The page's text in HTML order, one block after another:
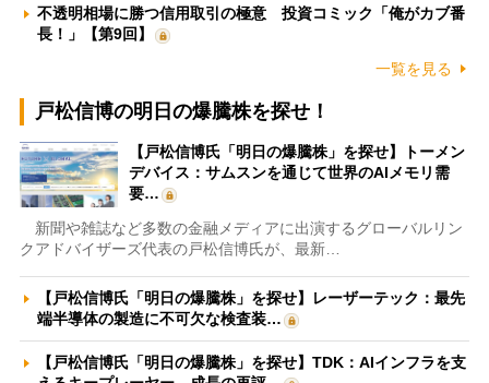
不透明相場に勝つ信用取引の極意 投資コミック「俺がカブ番
長！」【第9回】
一覧を見る
戸松信博の明日の爆騰株を探せ！
【戸松信博氏「明日の爆騰株」を探せ】トーメン
デバイス：サムスンを通じて世界のAIメモリ需
要…
新聞や雑誌など多数の金融メディアに出演するグローバルリン
クアドバイザーズ代表の戸松信博氏が、最新…
【戸松信博氏「明日の爆騰株」を探せ】レーザーテック：最先
端半導体の製造に不可欠な検査装…
【戸松信博氏「明日の爆騰株」を探せ】TDK：AIインフラを支